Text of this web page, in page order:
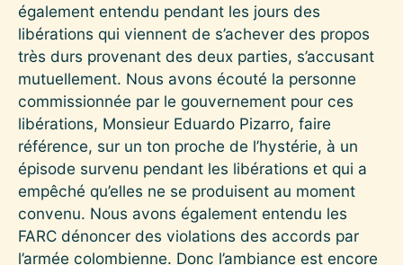
également entendu pendant les jours des
libérations qui viennent de s’achever des propos
très durs provenant des deux parties, s’accusant
mutuellement. Nous avons écouté la personne
commissionnée par le gouvernement pour ces
libérations, Monsieur Eduardo Pizarro, faire
référence, sur un ton proche de l’hystérie, à un
épisode survenu pendant les libérations et qui a
empêché qu’elles ne se produisent au moment
convenu. Nous avons également entendu les
FARC dénoncer des violations des accords par
l’armée colombienne. Donc l’ambiance est encore